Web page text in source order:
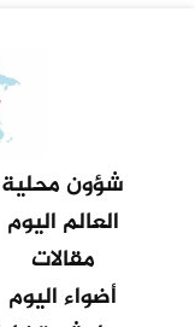
شؤون محلية
العالم اليوم
مقالات
أضواء اليوم